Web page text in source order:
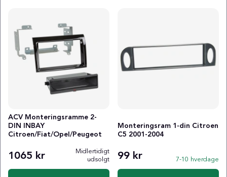
ACV Monteringsramme 2-
DIN INBAY
Citroen/Fiat/Opel/Peugeot
1065 kr
Midlertidigt
udsolgt
Monteringsram 1-din Citroen
C5 2001-2004
99 kr 7-10 hverdage